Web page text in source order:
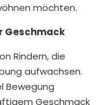
möchten.
Geschmack
Rindern, die
aufwachsen.
Bewegung
Geschmack